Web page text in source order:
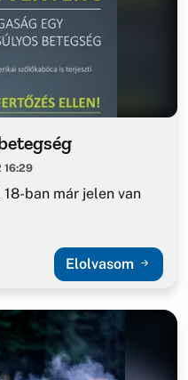
16:29
ban már jelen van
Elolvasom